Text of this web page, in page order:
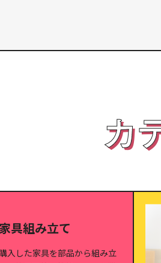
カ
家具組み立て
購入した家具を部品から組み立